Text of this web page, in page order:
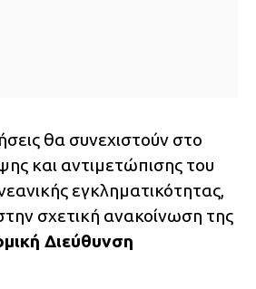
θα συνεχιστούν στο
και αντιμετώπισης του
εγκληματικότητας,
σχετική ανακοίνωση της
Διεύθυνση